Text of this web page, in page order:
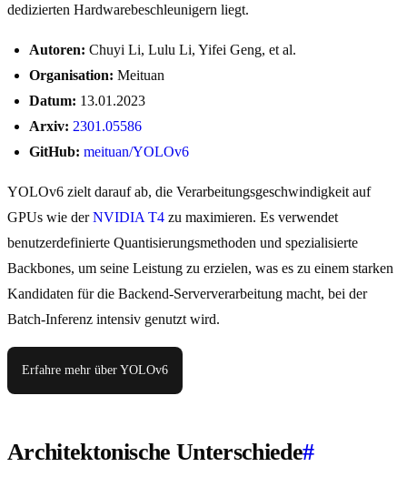
dedizierten Hardwarebeschleunigern liegt.
Autoren: Chuyi Li, Lulu Li, Yifei Geng, et al.
Organisation: Meituan
Datum: 13.01.2023
Arxiv: 2301.05586
GitHub: meituan/YOLOv6
YOLOv6 zielt darauf ab, die Verarbeitungsgeschwindigkeit auf
GPUs wie derNVIDIA T4 zu maximieren. Es verwendet
benutzerdefinierte Quantisierungsmethoden und spezialisierte
Backbones, um seine Leistung zu erzielen, was es zu einem starken
Kandidaten für die Backend-Serververarbeitung macht, bei der
Batch-Inferenz intensiv genutzt wird.
Erfahre mehr über YOLOv6
Architektonische Unterschiede#